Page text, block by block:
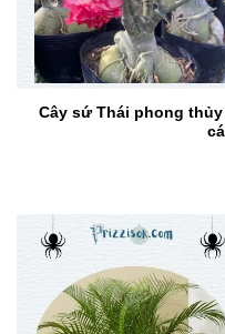
Cây sứ Thái phong